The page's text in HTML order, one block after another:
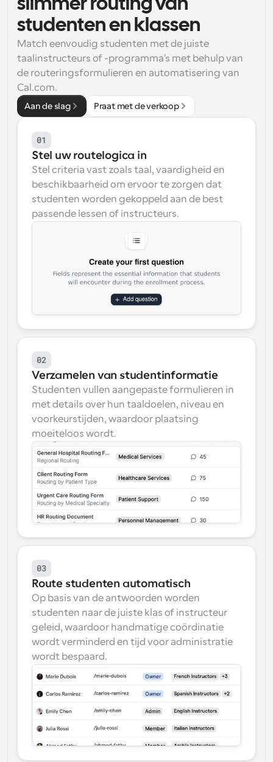
Supercharged planning met AI-gestuurde
oproepen
Workflow
Automatiseer planning en herinneringen
Blog
Blijf op de hoogte van het laatste nieuws en updates
Instant Vergaderingen
Ontmoet cliënten binnen enkele minuten
Dynamische Groep Links
Boek naadloos vergaderingen met meerdere mensen
Webhooks
Ontvang een melding wanneer er iets gebeurt
slimmer routing van
studenten en klassen
Match eenvoudig studenten met de juiste
taalinstructeurs of -programma's met behulp van
de routeringsformulieren en automatisering van
Cal.com.
Aan de slag Praat met de verkoop
01
Stel uw routelogica in
Stel criteria vast zoals taal, vaardigheid en
beschikbaarheid om ervoor te zorgen dat
studenten worden gekoppeld aan de best
passende lessen of instructeurs.
02
Verzamelen van studentinformatie
Studenten vullen aangepaste formulieren in
met details over hun taaldoelen, niveau en
voorkeurstijden, waardoor plaatsing
moeiteloos wordt.
03
Route studenten automatisch
Op basis van de antwoorden worden
studenten naar de juiste klas of instructeur
geleid, waardoor handmatige coördinatie
wordt verminderd en tijd voor administratie
wordt bespaard.